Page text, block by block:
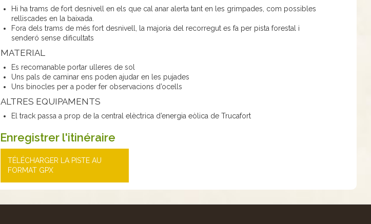
Hi ha trams de fort desnivell en els que cal anar alerta tant en les grimpades, com possibles
relliscades en la baixada.
Fora dels trams de més fort desnivell, la majoria del recorregut es fa per pista forestal i
senderó sense dificultats
MATERIAL
Es recomanable portar ulleres de sol
Uns pals de caminar ens poden ajudar en les pujades
Uns binocles per a poder fer observacions d’ocells
ALTRES EQUIPAMENTS
El track passa a prop de la central elèctrica d’energia eòlica de Trucafort
Enregistrer l'itinéraire
TÉLÉCHARGER LA PISTE AU
FORMAT GPX